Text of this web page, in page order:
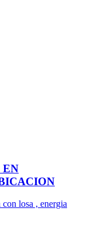
EN
losa , energia